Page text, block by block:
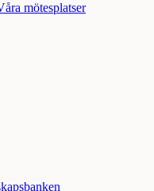
mötesplatser